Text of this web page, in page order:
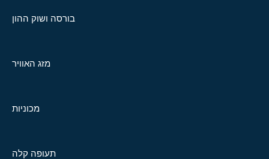
בורסה ושוק ההון
מזג האוויר
מכוניות
תעופה קלה